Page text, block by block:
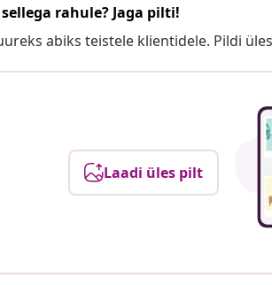
rahule? Jaga pilti!
abiks teistele klientidele. Pildi
Laadi üles pilt